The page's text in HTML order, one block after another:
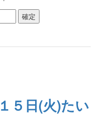
５日(火)たい